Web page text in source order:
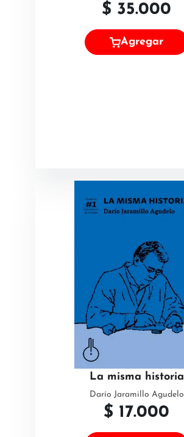
$ 35.000
Agregar
La misma historia
Darío Jaramillo Agudelo
$ 17.000